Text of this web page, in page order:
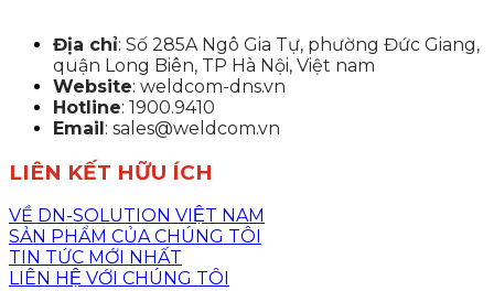
Địa chỉ: Số 285A Ngô Gia Tự, phường Đức Giang,
quận Long Biên, TP Hà Nội, Việt nam
Website: weldcom-dns.vn
Hotline: 1900.9410
Email: sales@weldcom.vn
LIÊN KẾT HỮU ÍCH
VỀ DN-SOLUTION VIỆT NAM
SẢN PHẨM CỦA CHÚNG TÔI
TIN TỨC MỚI NHẤT
LIÊN HỆ VỚI CHÚNG TÔI